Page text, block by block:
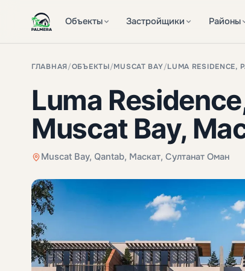
Объекты Застройщики Районы
ГЛАВНАЯ/ОБЪЕКТЫ/MUSCAT BAY/LUMA
Luma
Muscat Bay,
Muscat Bay, Qantab, Маскат, Султанат Оман